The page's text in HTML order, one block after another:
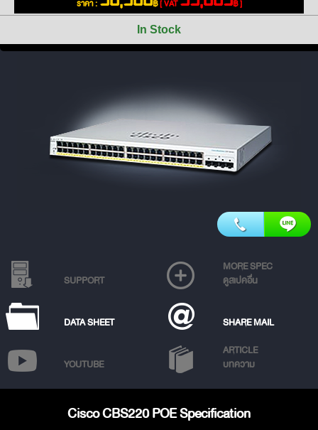
ราคา : ฿[ VAT ฿ ]
In Stock
SUPPORT
MORE SPEC
ดูสเปคอื่น
DATA SHEET SHARE MAIL
YOUTUBE
ARTICLE
บทความ
Cisco CBS220 POE Specification